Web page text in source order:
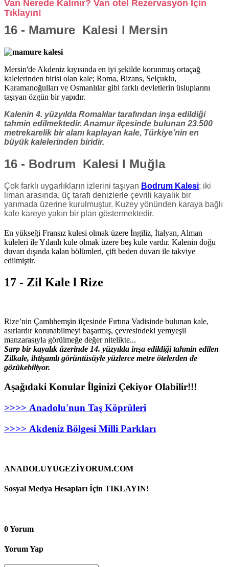
Van Nerede Kalınır? Van otel Rezervasyon İçin
Tıklayın!
16 - Mamure Kalesi l Mersin
Mersin'de Akdeniz kıyısında en iyi şekilde korunmuş ortaçağ
kalelerinden birisi olan kale; Roma, Bizans, Selçuklu,
Karamanoğulları ve Osmanlılar gibi farklı devletlerin üsluplarını
taşıyan özgün bir yapıdır.
Kalenin 4. yüzyılda Romalılar tarafından inşa edildiği
tahmin edilmektedir. Anamur ilçesinde bulunan 23.500
metrekarelik bir alanı kaplayan kale, Türkiye’nin en
büyük kalelerinden biridir.
16 - Bodrum Kalesi l Muğla
Çok farklı uygarlıkların izlerini taşıyan Bodrum Kalesi; iki
liman arasında, üç tarafı denizlerle çevrili kayalık bir
yarımada üzerine kurulmuştur. Kuzey yönünden karaya bağlı
kale kareye yakın bir plan göstermektedir.
En yükseği Fransız kulesi olmak üzere İngiliz, İtalyan, Alman
kuleleri ile Yılanlı kule olmak üzere beş kule vardır. Kalenin doğu
duvarı dışında kalan bölümleri, çift beden duvarı ile takviye
edilmiştir.
17 - Zil Kale l Rize
Rize’nin Çamlıhemşin ilçesinde Fırtına Vadisinde bulunan kale,
asırlardır korunabilmeyi başarmış, çevresindeki yemyeşil
manzarasıyla görülmeğe değer nitelikte...
Sarp bir kayalık üzerinde 14. yüzyılda inşa edildiği tahmin edilen
Zilkale, ihtişamlı görüntüsüyle yüzlerce metre ötelerden de
gözükebiliyor.
Aşağıdaki Konular İlginizi Çekiyor Olabilir!!!
>>>> Anadolu'nun Taş Köprüleri
>>>> Akdeniz Bölgesi Milli Parkları
ANADOLUYUGEZİYORUM.COM
Sosyal Medya Hesapları İçin TIKLAYIN!
0 Yorum
Yorum Yap